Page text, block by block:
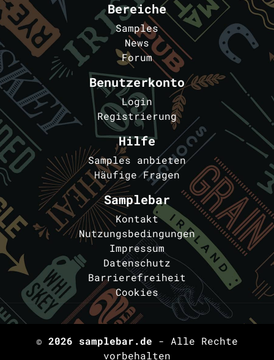
Bereiche
Samples
News
Forum
Benutzerkonto
Login
Registrierung
Hilfe
Samples anbieten
Häufige Fragen
Samplebar
Kontakt
Nutzungsbedingungen
Impressum
Datenschutz
Barrierefreiheit
Cookies
© 2026 samplebar.de - Alle Rechte
vorbehalten